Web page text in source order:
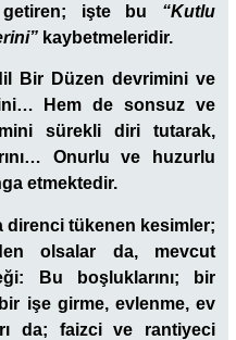
işte bu “Kutlu
kaybetmeleridir.
Bir Düzen devrimini ve
Hem de sonsuz ve
sürekli diri tutarak,
Onurlu ve huzurlu
etmektedir.
direnci tükenen kesimler;
olsalar da, mevcut
Bu boşluklarını; bir
işe girme, evlenme, ev
da; faizci ve rantiyeci